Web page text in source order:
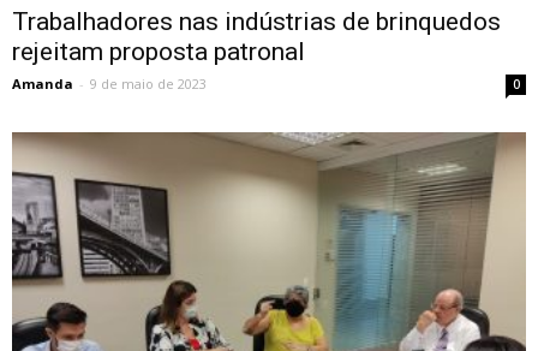
Trabalhadores nas indústrias de brinquedos
rejeitam proposta patronal
Amanda - 9 de maio de 2023 0